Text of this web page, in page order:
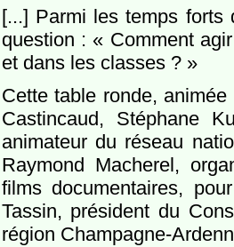
[...] Parmi les temps forts
question : « Comment
et dans les classes ? »
Cette table ronde,
Castincaud, Stéphane
animateur du réseau
Raymond Macherel,
films documentaires,
Tassin, président du
région Champagne-